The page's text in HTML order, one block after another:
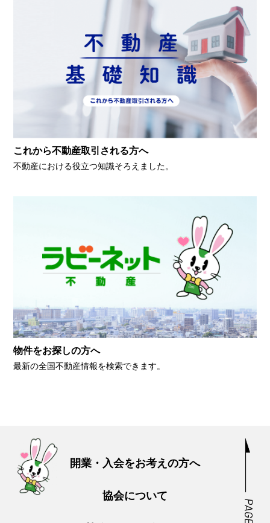
これから不動産取引される方へ
不動産における役立つ知識そろえました。
物件をお探しの方へ
最新の全国不動産情報を検索できます。
開業・入会をお考えの方へ
協会について